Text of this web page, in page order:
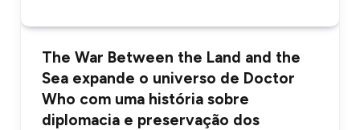
The War Between the Land and the
Sea expande o universo de Doctor
Who com uma história sobre
diplomacia e preservação dos